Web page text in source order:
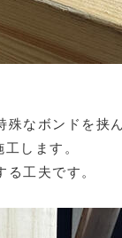
殊なボンドを挟
します。
工夫です。